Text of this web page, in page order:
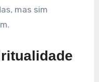
mas sim